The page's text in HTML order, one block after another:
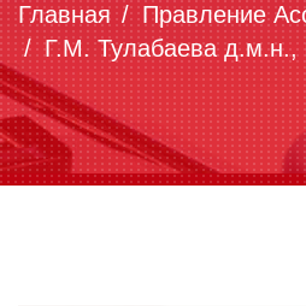
Главная
Правление
Г.М. Тулабаева д.м.н.,